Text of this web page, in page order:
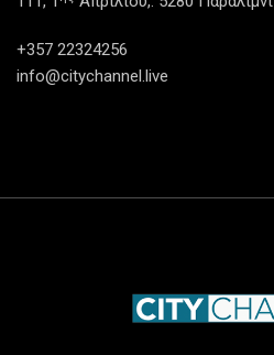
+357 22324256
info@citychannel.live